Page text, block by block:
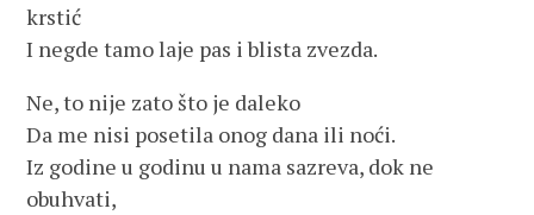
krstić
I negde tamo laje pas i blista zvezda.
Ne, to nije zato što je daleko
Da me nisi posetila onog dana ili noći.
Iz godine u godinu u nama sazreva, dok ne
obuhvati,